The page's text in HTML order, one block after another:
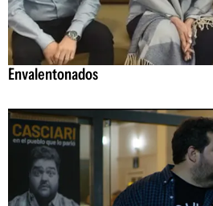
Envalentonados